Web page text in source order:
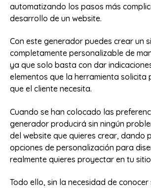
automatizando los pasos más
desarrollo de un website.
Con este generador puedes crear un
completamente personalizable de
ya que solo basta con dar
elementos que la herramienta solicita
que el cliente necesita.
Cuando se han colocado las
generador producirá sin ningún
del website que quieres crear, dando
opciones de personalización para
realmente quieres proyectar en tu
Todo ello, sin la necesidad de